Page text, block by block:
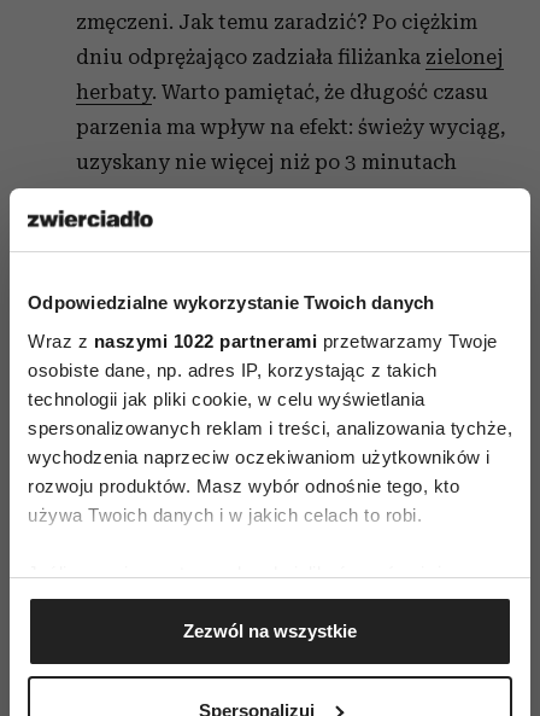
Odpowiedzialne wykorzystanie Twoich danych
Wraz z naszymi 1022 partnerami przetwarzamy Twoje
osobiste dane, np. adres IP, korzystając z takich
technologii jak pliki cookie, w celu wyświetlania
spersonalizowanych reklam i treści, analizowania tychże,
wychodzenia naprzeciw oczekiwaniom użytkowników i
rozwoju produktów. Masz wybór odnośnie tego, kto
używa Twoich danych i w jakich celach to robi.
Jeśli wyrazisz na to zgodę, chcielibyśmy również:
Gromadzić dane dotyczące Twojej lokalizacji
geograficznej z dokładnością nawet do kilku metrów
Identyfikować Twoje urządzenie, aktywnie
Zezwól na wszystkie
Spersonalizuj
zmęczeni. Jak temu zaradzić? Po ciężkim
dniu odprężająco zadziała filiżanka zielonej
herbaty. Warto pamiętać, że długość czasu
parzenia ma wpływ na efekt: świeży wyciąg,
uzyskany nie więcej niż po 3 minutach
senności, znużenia i wyczerpania, a zielona
kojąco.
AUTOPROMOCJA